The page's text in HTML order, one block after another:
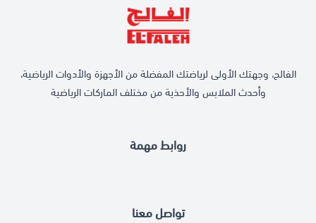
روابط مهمة
الفالح، وجهتك الأولى لرياضتك المفضلة من الأجهزة والأدوات الرياضية،
وأحدث الملابس والأحذية من مختلف الماركات الرياضية
تواصل معنا